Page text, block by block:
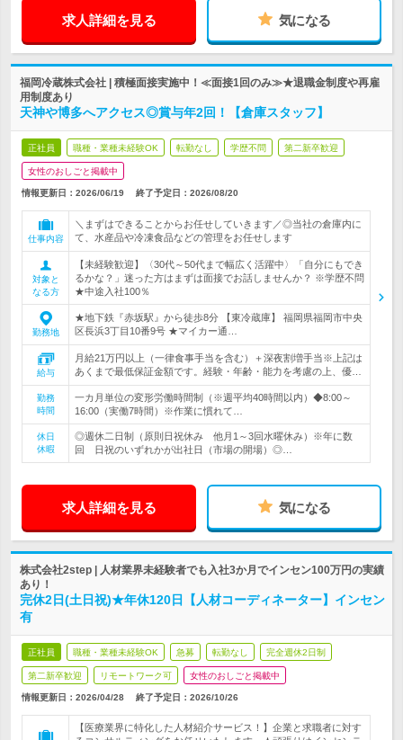
求人詳細を見る 気になる
福岡冷蔵株式会社 | 積極面接実施中！≪面接1回のみ≫★退職金制度や再雇
用制度あり
天神や博多へアクセス◎賞与年2回！【倉庫スタッフ】
正社員 職種・業種未経験OK 転勤なし 学歴不問 第二新卒歓迎
女性のおしごと掲載中
情報更新日：2026/06/19 終了予定日： 2026/08/20
仕事内容
＼まずはできることからお任せしていきます／◎当社の倉庫内に
て、水産品や冷凍食品などの管理をお任せします
対象と
なる方
【未経験歓迎】〈30代～50代まで幅広く活躍中〉「自分にもでき
るかな？」迷った方はまずは面接でお話しませんか？ ※学歴不問
★中途入社100％
勤務地
★地下鉄『赤坂駅』から徒歩8分 【東冷蔵庫】 福岡県福岡市中央
区長浜3丁目10番9号 ★マイカー通…
給与
月給21万円以上（一律食事手当を含む）＋深夜割増手当※上記は
あくまで最低保証金額です。経験・年齢・能力を考慮の上、優…
勤務
時間
一カ月単位の変形労働時間制（※週平均40時間以内）◆8:00～
16:00（実働7時間）※作業に慣れて…
休日
休暇
◎週休二日制（原則日祝休み 他月1～3回水曜休み）※年に数
回 日祝のいずれかが出社日（市場の開場）◎…
求人詳細を見る 気になる
株式会社2step | 人材業界未経験者でも入社3か月でインセン100万円の実績
あり！
完休2日(土日祝)★年休120日【人材コーディネーター】インセン
有
正社員 職種・業種未経験OK 急募 転勤なし 完全週休2日制
第二新卒歓迎 リモートワーク可 女性のおしごと掲載中
情報更新日：2026/04/28 終了予定日： 2026/10/26
【医療業界に特化した人材紹介サービス！】企業と求職者に対す